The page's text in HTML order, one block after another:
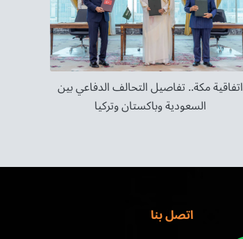
اتفاقية مكة.. تفاصيل التحالف الدفاعي بين
السعودية وباكستان وتركيا
اتصل بنا